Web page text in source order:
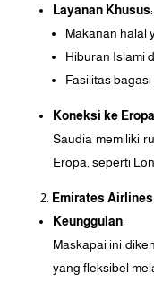
Layanan Khusus:
Makanan halal
Hiburan Islami
Fasilitas bagasi
Koneksi ke Eropa
Saudia memiliki
Eropa, seperti
Emirates Airlines
Keunggulan:
Maskapai ini
yang fleksibel